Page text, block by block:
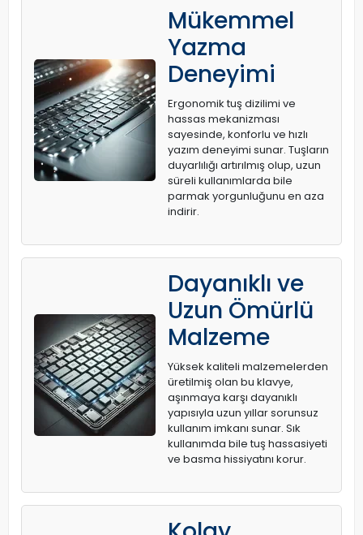
Mükemmel
Yazma
Deneyimi
Ergonomik tuş dizilimi ve
hassas mekanizması
sayesinde, konforlu ve hızlı
yazım deneyimi sunar. Tuşların
duyarlılığı artırılmış olup, uzun
süreli kullanımlarda bile
parmak yorgunluğunu en aza
indirir.
Dayanıklı ve
Uzun Ömürlü
Malzeme
Yüksek kaliteli malzemelerden
üretilmiş olan bu klavye,
aşınmaya karşı dayanıklı
yapısıyla uzun yıllar sorunsuz
kullanım imkanı sunar. Sık
kullanımda bile tuş hassasiyeti
ve basma hissiyatını korur.